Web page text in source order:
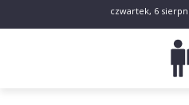
czwartek, 6